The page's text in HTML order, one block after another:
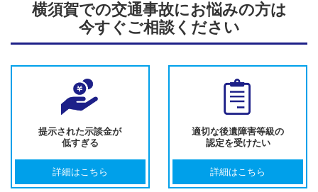
横須賀での交通事故にお悩みの方は
今すぐご相談ください
提示された示談金が
低すぎる
詳細はこちら
適切な後遺障害等級の
認定を受けたい
詳細はこちら